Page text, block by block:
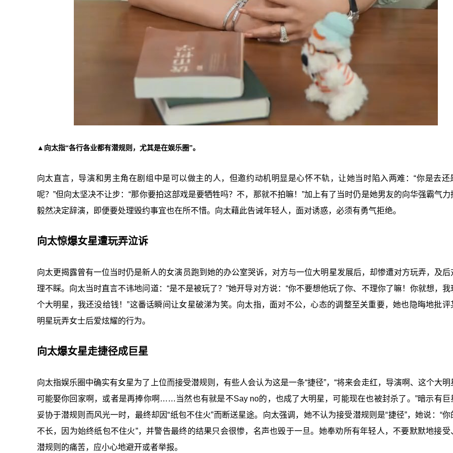
▲向太指“各行各业都有潜规则，尤其是在娱乐圈”。
向太直言，导演和男主角在剧组中是可以做主的人，但邀约动机明显是心怀不轨，让她当时陷入两难：“你是去还
呢？”但向太坚决不让步：“那你要拍这部戏是要牺牲吗？不，那就不拍嘛！”加上有了当时仍是她男友的向华强霸气力
毅然决定辞演，即便要处理毁约事宜也在所不惜。向太藉此告诫年轻人，面对诱惑，必须有勇气拒绝。
向太惊爆女星遭玩弄泣诉
向太更揭露曾有一位当时仍是新人的女演员跑到她的办公室哭诉，对方与一位大明星发展后，却惨遭对方玩弄，及后
理不睬。向太当时直言不讳地问道：“是不是被玩了？”她开导对方说：“你不要想他玩了你、不理你了嘛！你就想，我
个大明星，我还没给钱！”这番话瞬间让女星破涕为笑。向太指，面对不公，心态的调整至关重要，她也隐晦地批评
明星玩弄女士后爱炫耀的行为。
向太爆女星走捷径成巨星
向太指娱乐圈中确实有女星为了上位而接受潜规则，有些人会认为这是一条“捷径”，“将来会走红，导演啊、这个大明
可能娶你回家啊，或者是再捧你啊……当然也有就是不Say no的，也成了大明星，可能现在也被封杀了。”暗示有巨
妥协于潜规则而风光一时，最终却因“纸包不住火”而断送星途。向太强调，她不认为接受潜规则是“捷径”，她说：“你
不长，因为始终纸包不住火”，并警告最终的结果只会很惨，名声也毁于一旦。她奉劝所有年轻人，不要默默地接受
潜规则的痛苦，应小心地避开或者举报。